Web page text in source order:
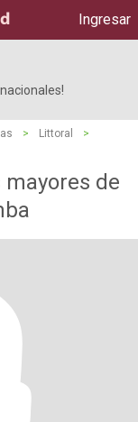
Ingresar
> Littoral
>
de